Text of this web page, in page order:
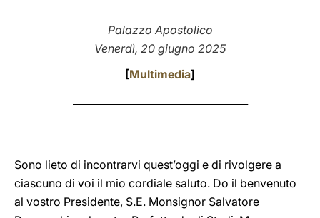
Palazzo Apostolico
Venerdì, 20 giugno 2025
[Multimedia]
Sono lieto di incontrarvi quest’oggi e di rivolgere a
ciascuno di voi il mio cordiale saluto. Do il benvenuto
al vostro Presidente, S.E. Monsignor Salvatore